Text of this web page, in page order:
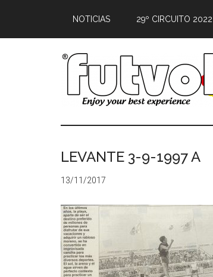
NOTICIAS 29º CIRCUITO 2022
LEVANTE 3-9-1997 A
13/11/2017